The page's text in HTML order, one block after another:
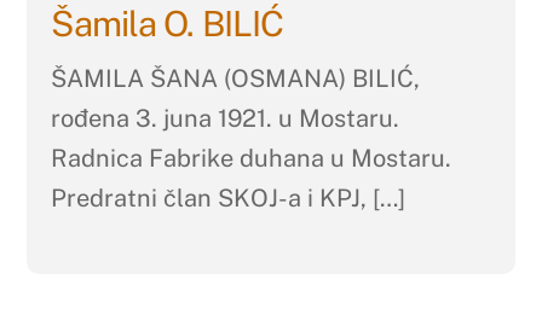
Šamila O. BILIĆ
ŠAMILA ŠANA (OSMANA) BILIĆ,
rođena 3. juna 1921. u Mostaru.
Radnica Fabrike duhana u Mostaru.
Predratni član SKOJ-a i KPJ, […]